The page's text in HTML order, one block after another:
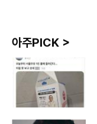
아주PICK >